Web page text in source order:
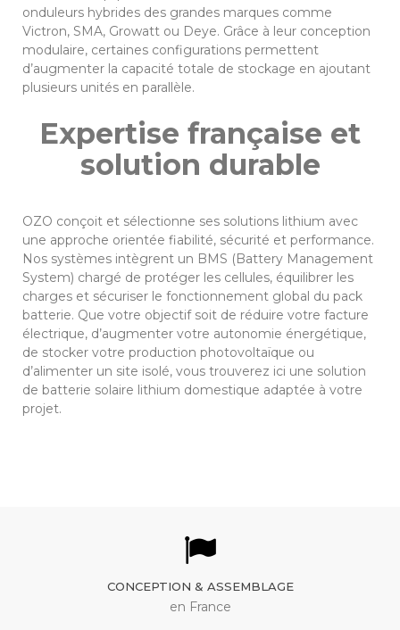
onduleurs hybrides des grandes marques comme
Victron, SMA, Growatt ou Deye. Grâce à leur conception
modulaire, certaines configurations permettent
d’augmenter la capacité totale de stockage en ajoutant
plusieurs unités en parallèle.
Expertise française et
solution durable
OZO conçoit et sélectionne ses solutions lithium avec
une approche orientée fiabilité, sécurité et performance.
Nos systèmes intègrent un BMS (Battery Management
System) chargé de protéger les cellules, équilibrer les
charges et sécuriser le fonctionnement global du pack
batterie. Que votre objectif soit de réduire votre facture
électrique, d’augmenter votre autonomie énergétique,
de stocker votre production photovoltaïque ou
d’alimenter un site isolé, vous trouverez ici une solution
de batterie solaire lithium domestique adaptée à votre
projet.
CONCEPTION & ASSEMBLAGE
en France